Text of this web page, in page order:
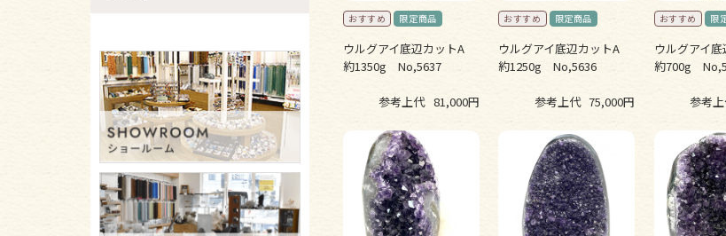
ウルグアイ底辺カットA
約1350g No,5637
参考上代 81,000円
ウルグアイ底辺カットA
約1250g No,5636
参考上代 75,000円
ウルグアイ
約700g
参考